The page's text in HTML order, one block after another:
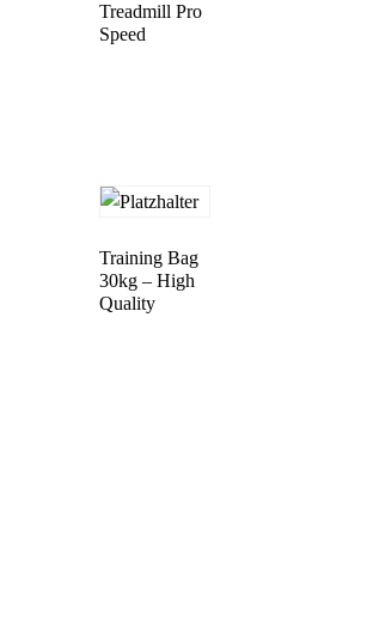
Treadmill Pro
Speed
Training Bag
30kg – High
Quality